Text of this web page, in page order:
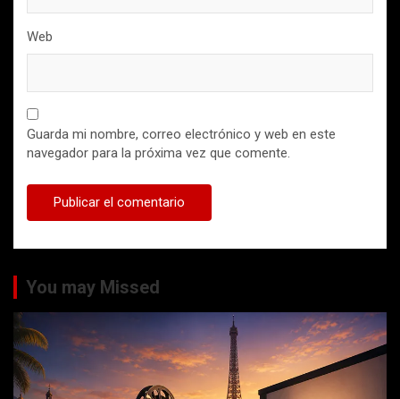
Web
Guarda mi nombre, correo electrónico y web en este
navegador para la próxima vez que comente.
You may Missed